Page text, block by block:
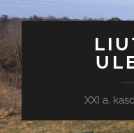
XXI a.